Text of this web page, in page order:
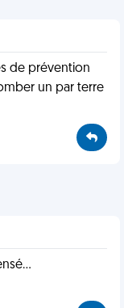
de prévention
un par terre